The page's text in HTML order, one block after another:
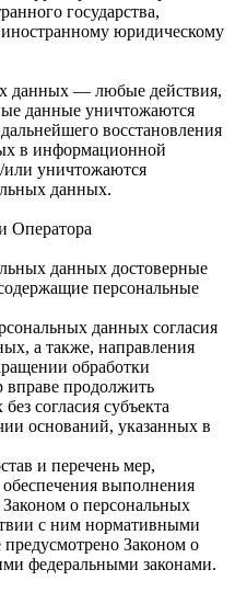
государства,
юридическому
данных — любые действия,
данные уничтожаются
восстановления
в информационной
или уничтожаются
данных.
Оператора
данных достоверные
персональные
данных согласия
а также, направления
обработки
продолжить
согласия субъекта
оснований, указанных в
и перечень мер,
выполнения
о персональных
с ним нормативными
Законом о
федеральными законами.